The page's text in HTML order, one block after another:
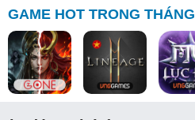
GAME HOT TRONG THÁNG